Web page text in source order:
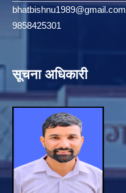
bhatbishnu1989@gmail.com
9858425301
सूचना अधिकारी